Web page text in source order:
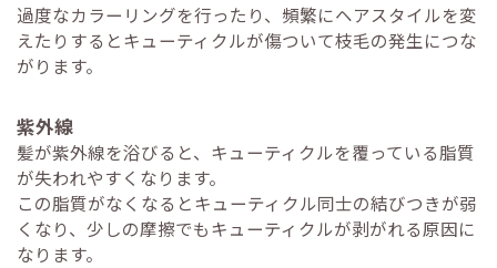
過度なカラーリングを行ったり、頻繁にヘアスタイルを変
えたりするとキューティクルが傷ついて枝毛の発生につな
がります。
紫外線
髪が紫外線を浴びると、キューティクルを覆っている脂質
が失われやすくなります。
この脂質がなくなるとキューティクル同士の結びつきが弱
くなり、少しの摩擦でもキューティクルが剥がれる原因に
なります。